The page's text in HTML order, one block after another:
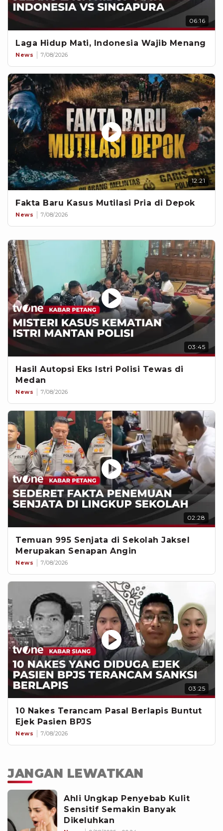
06:16
Laga Hidup Mati, Indonesia Wajib Menang
News 7/08/2026
12:21
Fakta Baru Kasus Mutilasi Pria di Depok
News 7/08/2026
03:45
Hasil Autopsi Eks Istri Polisi Tewas di
Medan
News 7/08/2026
02:28
Temuan 995 Senjata di Sekolah Jaksel
Merupakan Senapan Angin
News 7/08/2026
03:25
10 Nakes Terancam Pasal Berlapis Buntut
Ejek Pasien BPJS
News 7/08/2026
JANGAN LEWATKAN
Ahli Ungkap Penyebab Kulit
Sensitif Semakin Banyak
Dikeluhkan